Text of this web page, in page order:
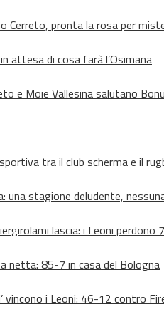
Cerreto, pronta la rosa per
attesa di cosa farà l’Osimana
e Moie Vallesina salutano
tra il club scherma e il
una stagione deludente,
lascia: i Leoni
netta: 85-7 in casa del Bologna
vincono i Leoni: 46-12 contro